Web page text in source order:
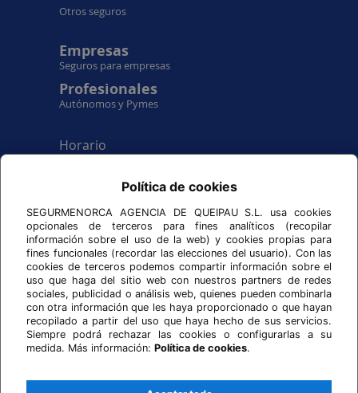
Otros seguros
Empresas
Seguros para empresas
Profesionales
Autónomos y Pymes
Horario
Síguenos en
AXA SEGURMENORCA
Agencia General
Plaza Explanada, 2
07702 - Mahón
Illes Balears - España
Política de cookies
SEGURMENORCA AGENCIA DE QUEIPAU S.L. usa cookies
opcionales de terceros para fines analíticos (recopilar
información sobre el uso de la web) y cookies propias para
fines funcionales (recordar las elecciones del usuario). Con las
cookies de terceros podemos compartir información sobre el
uso que haga del sitio web con nuestros partners de redes
sociales, publicidad o análisis web, quienes pueden combinarla
con otra información que les haya proporcionado o que hayan
recopilado a partir del uso que haya hecho de sus servicios.
Siempre podrá rechazar las cookies o configurarlas a su
medida. Más información: Política de cookies.